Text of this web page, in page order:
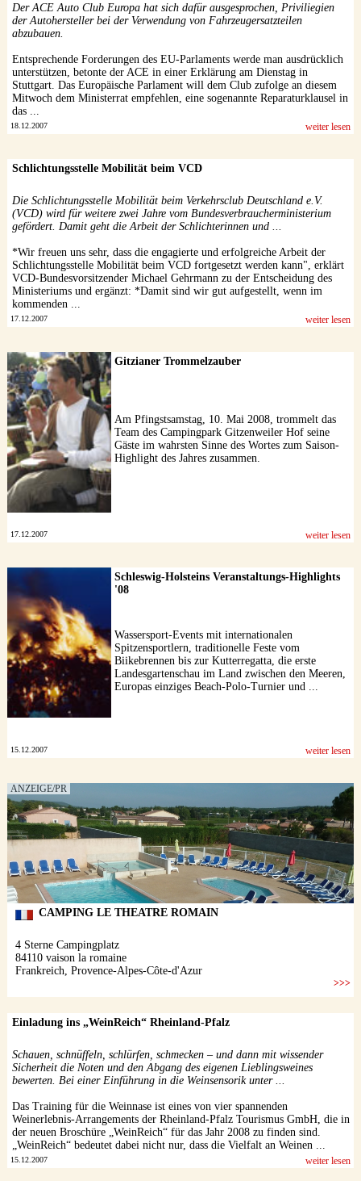
Der ACE Auto Club Europa hat sich dafür ausgesprochen, Priviliegien
der Autohersteller bei der Verwendung von Fahrzeugersatzteilen
abzubauen.
Entsprechende Forderungen des EU-Parlaments werde man ausdrücklich
unterstützen, betonte der ACE in einer Erklärung am Dienstag in
Stuttgart. Das Europäische Parlament will dem Club zufolge an diesem
Mitwoch dem Ministerrat empfehlen, eine sogenannte Reparaturklausel in
das ...
18.12.2007 weiter lesen
Schlichtungsstelle Mobilität beim VCD
Die Schlichtungsstelle Mobilität beim Verkehrsclub Deutschland e.V.
(VCD) wird für weitere zwei Jahre vom Bundesverbraucherministerium
gefördert. Damit geht die Arbeit der Schlichterinnen und ...
*Wir freuen uns sehr, dass die engagierte und erfolgreiche Arbeit der
Schlichtungsstelle Mobilität beim VCD fortgesetzt werden kann", erklärt
VCD-Bundesvorsitzender Michael Gehrmann zu der Entscheidung des
Ministeriums und ergänzt: *Damit sind wir gut aufgestellt, wenn im
kommenden ...
17.12.2007 weiter lesen
Gitzianer Trommelzauber
Am Pfingstsamstag, 10. Mai 2008, trommelt das
Team des Campingpark Gitzenweiler Hof seine
Gäste im wahrsten Sinne des Wortes zum Saison-
Highlight des Jahres zusammen.
17.12.2007 weiter lesen
Schleswig-Holsteins Veranstaltungs-Highlights
'08
Wassersport-Events mit internationalen
Spitzensportlern, traditionelle Feste vom
Biikebrennen bis zur Kutterregatta, die erste
Landesgartenschau im Land zwischen den Meeren,
Europas einziges Beach-Polo-Turnier und ...
15.12.2007 weiter lesen
Einladung ins „WeinReich“ Rheinland-Pfalz
Schauen, schnüffeln, schlürfen, schmecken – und dann mit wissender
Sicherheit die Noten und den Abgang des eigenen Lieblingsweines
bewerten. Bei einer Einführung in die Weinsensorik unter ...
Das Training für die Weinnase ist eines von vier spannenden
Weinerlebnis-Arrangements der Rheinland-Pfalz Tourismus GmbH, die in
der neuen Broschüre „WeinReich“ für das Jahr 2008 zu finden sind.
„WeinReich“ bedeutet dabei nicht nur, dass die Vielfalt an Weinen ...
15.12.2007 weiter lesen